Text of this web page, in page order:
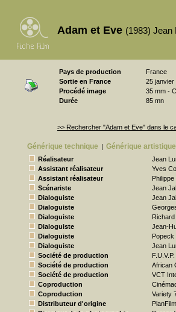
Adam et Eve (1983) Jean
Pays de production
France
Sortie en France
25 janvier
Procédé image
35 mm -
Durée
85 mn
>> Rechercher "Adam et Eve" dans le
Générique technique | Générique artistique
Réalisateur
Jean
Assistant réalisateur
Yves
Assistant réalisateur
Scénariste
Jean
Dialoguiste
Jean
Dialoguiste
Dialoguiste
Dialoguiste
Jean-
Dialoguiste
Popeck
Dialoguiste
Jean
Société de production
F.U.V.P.
Société de production
African
Société de production
VCT
Coproduction
Coproduction
Variety
Distributeur d'origine
PlanFilm